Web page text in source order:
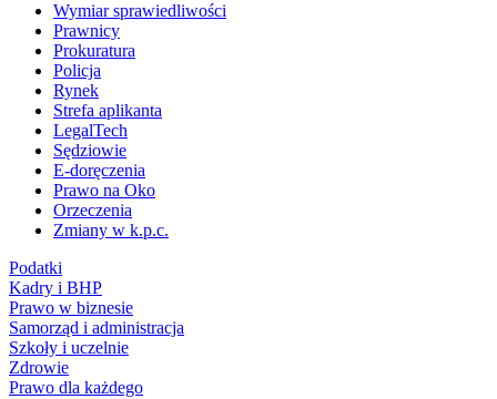
Wymiar sprawiedliwości
Prawnicy
Prokuratura
Policja
Rynek
Strefa aplikanta
LegalTech
Sędziowie
E-doręczenia
Prawo na Oko
Orzeczenia
Zmiany w k.p.c.
Podatki
Kadry i BHP
Prawo w biznesie
Samorząd i administracja
Szkoły i uczelnie
Zdrowie
Prawo dla każdego